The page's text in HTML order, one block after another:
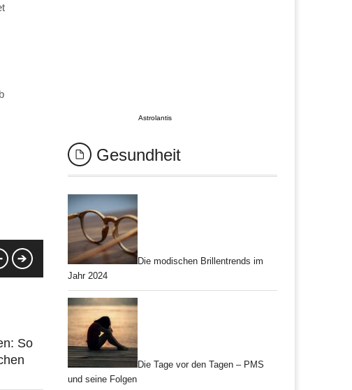
So
Astrolantis
Gesundheit
Die modischen Brillentrends im
Jahr 2024
Die Tage vor den Tagen – PMS
und seine Folgen